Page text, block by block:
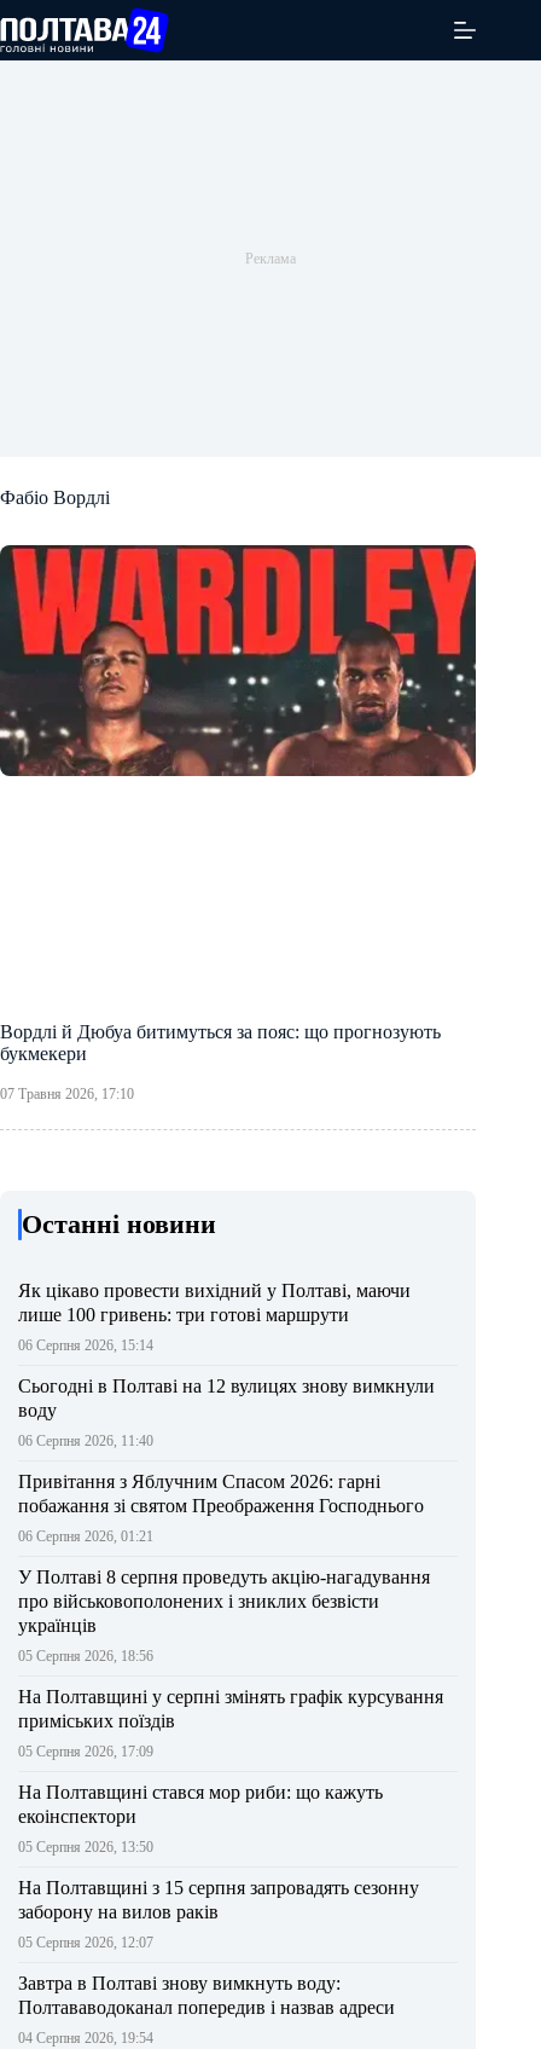
вмісту
Фабіо Вордлі
Вордлі й Дюбуа битимуться за пояс: що прогнозують
букмекери
07 Травня 2026, 17:10
Останні новини
Як цікаво провести вихідний у Полтаві, маючи
лише 100 гривень: три готові маршрути
06 Серпня 2026, 15:14
Сьогодні в Полтаві на 12 вулицях знову вимкнули
воду
06 Серпня 2026, 11:40
Привітання з Яблучним Спасом 2026: гарні
побажання зі святом Преображення Господнього
06 Серпня 2026, 01:21
У Полтаві 8 серпня проведуть акцію-нагадування
про військовополонених і зниклих безвісти
українців
05 Серпня 2026, 18:56
На Полтавщині у серпні змінять графік курсування
приміських поїздів
05 Серпня 2026, 17:09
На Полтавщині стався мор риби: що кажуть
екоінспектори
05 Серпня 2026, 13:50
На Полтавщині з 15 серпня запровадять сезонну
заборону на вилов раків
05 Серпня 2026, 12:07
Завтра в Полтаві знову вимкнуть воду:
Полтававодоканал попередив і назвав адреси
04 Серпня 2026, 19:54